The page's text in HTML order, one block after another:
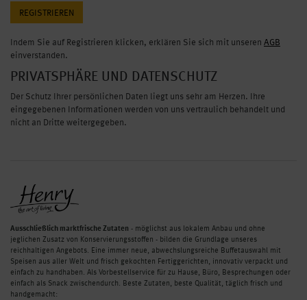
Indem Sie auf Registrieren klicken, erklären Sie sich mit unseren AGB
einverstanden.
PRIVATSPHÄRE UND DATENSCHUTZ
Der Schutz Ihrer persönlichen Daten liegt uns sehr am Herzen.
Ihre
eingegebenen Informationen werden von uns vertraulich behandelt und
nicht an Dritte weitergegeben.
Ausschließlich marktfrische Zutaten - möglichst aus lokalem Anbau und ohne
jeglichen Zusatz von Konservierungsstoffen - bilden die Grundlage unseres
reichhaltigen Angebots. Eine immer neue, abwechslungsreiche Buffetauswahl mit
Speisen aus aller Welt und frisch gekochten Fertiggerichten, innovativ verpackt und
einfach zu handhaben. Als Vorbestellservice für zu Hause, Büro, Besprechungen oder
einfach als Snack zwischendurch. Beste Zutaten, beste Qualität, täglich frisch und
handgemacht: